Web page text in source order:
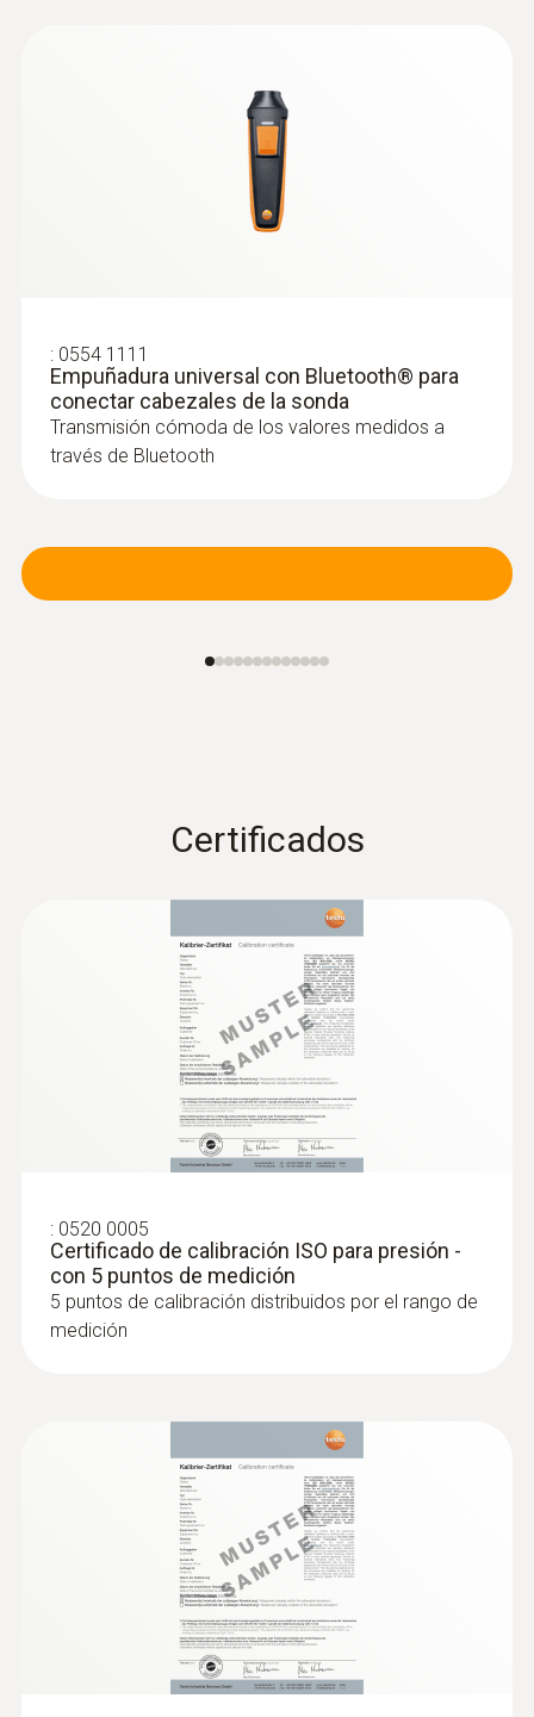
Sondas de nivel de confort
0628 0152
Sonda de grado de turbulencia (digital) -
Intuitiva: Menú de medición claramente
estructurado para determinar el grado de
turbulencia y el riesgo de corrientes de aire
según EN ISO 7730 / ASHRAE 55
Sonda Lux (digital) - para medir la
intensidad lumínica, con cable
Intuitiva: Menús de medición claramente
estructurados para mediciones a largo plazo
así como la valoración de la intensidad
lumínica según la curva V-Lambda (apta para
todas las fuentes de luz comunes)
: 0554 1111
Empuñadura universal con Bluetooth® para
conectar cabezales de la sonda
Transmisión cómoda de los valores medidos a
través de Bluetooth
Certificados
: 0520 0005
Certificado de calibración ISO para presión -
con 5 puntos de medición
5 puntos de calibración distribuidos por el rango de
medición